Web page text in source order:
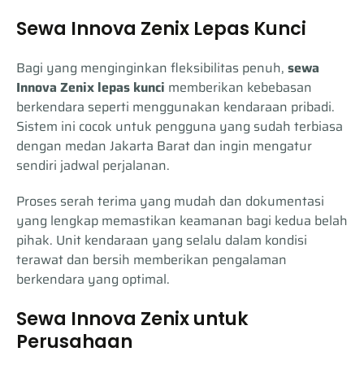
Sewa Innova Zenix Lepas Kunci
Bagi yang menginginkan fleksibilitas penuh, sewa
Innova Zenix lepas kunci memberikan kebebasan
berkendara seperti menggunakan kendaraan pribadi.
Sistem ini cocok untuk pengguna yang sudah terbiasa
dengan medan Jakarta Barat dan ingin mengatur
sendiri jadwal perjalanan.
Proses serah terima yang mudah dan dokumentasi
yang lengkap memastikan keamanan bagi kedua belah
pihak. Unit kendaraan yang selalu dalam kondisi
terawat dan bersih memberikan pengalaman
berkendara yang optimal.
Sewa Innova Zenix untuk
Perusahaan